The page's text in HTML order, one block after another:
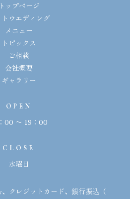
トップページ
トウエディング
メニュー
トピックス
ご相談
会社概要
ギャラリー
OPEN
00 〜 19：00
CLOSE
水曜日
、クレジットカード、銀行振込（